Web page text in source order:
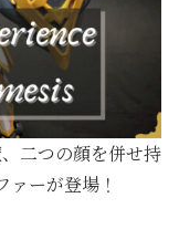
二つの顔を併せ持
ーが登場！